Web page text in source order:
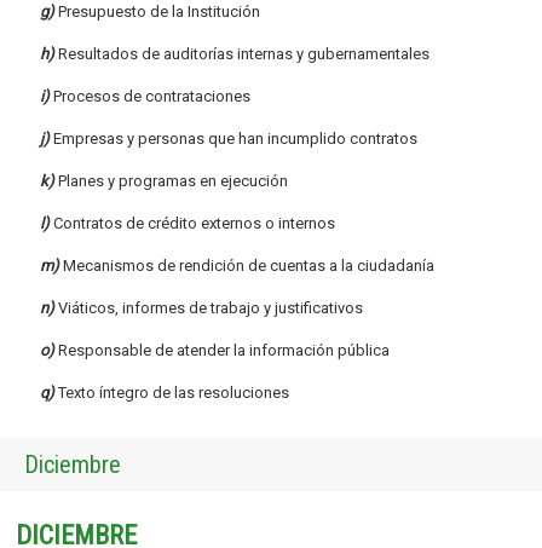
g) Presupuesto de la Institución
h)Resultados de auditorías internas y gubernamentales
i) Procesos de contrataciones
j) Empresas y personas que han incumplido contratos
k) Planes y programas en ejecución
l) Contratos de crédito externos o internos
m)Mecanismos de rendición de cuentas a la ciudadanía
n)Viáticos, informes de trabajo y justificativos
o)Responsable de atender la información pública
q) Texto íntegro de las resoluciones
Diciembre
DICIEMBRE